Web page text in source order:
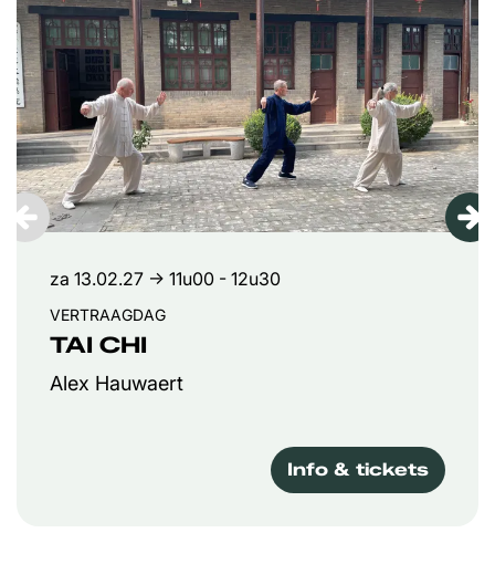
TAI CHI
Alex Hauwaert
VERTRAAGDAG
za 13.02.27 → 11u00 - 12u30
Info & tickets